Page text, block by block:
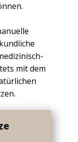
mit dem